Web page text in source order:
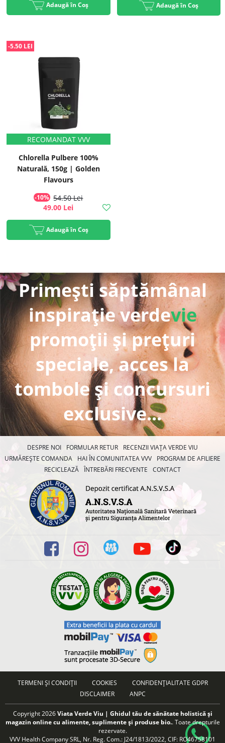
Adaugă în Coș Adaugă în Coș
Chlorella Pulbere 100%
Naturală, 150g | Golden
Flavours
-10% 54.50 Lei
-5.50 LEI
49.00 Lei
Adaugă în Coș
Primești săptămânal
inspirație verdevie
promoții și prețuri
speciale, acces la
tombole și concursuri
exclusive...
DESPRE NOI FORMULAR RETUR
RECENZII VIAȚA VERDE VIU
URMĂREȘTE COMANDA
HAI ÎN COMUNITATEA VVV
PROGRAM DE AFILIERE
RECICLEAZĂ ÎNTREBĂRI FRECVENTE CONTACT
TERMENI ȘI CONDIȚII COOKIES
CONFIDENȚIALITATE GDPR
DISCLAIMER
ANPC
Copyright 2026Viata Verde Viu | Ghidul tău de sănătate holistică și
magazin online cu alimente, suplimente și produse bio.. Toate drepturile
rezervate.
VVV Health Company SRL, Nr. Reg. Com.: J24/1813/2022, CIF: RO46758101